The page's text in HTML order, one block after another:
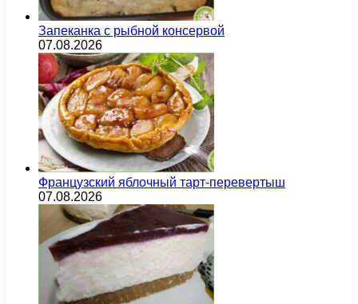
Запеканка с рыбной консервой
07.08.2026
Французский яблочный тарт-перевертыш
07.08.2026